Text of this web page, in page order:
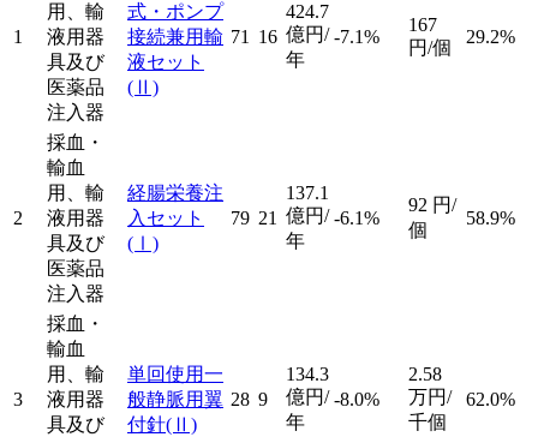
1
用、輸
液用器
具及び
医薬品
注入器
式・ポンプ
接続兼用輸
液セット
(Ⅱ)
71 16
424.7
億円/
年
-7.1%
167
円/個
29.2%
2
採血・
輸血
用、輸
液用器
具及び
医薬品
注入器
経腸栄養注
入セット
(Ⅰ)
79 21
137.1
億円/
年
-6.1%
92 円/
個
58.9%
3
採血・
輸血
用、輸
液用器
具及び
単回使用一
般静脈用翼
付針(Ⅱ)
28 9
134.3
億円/
年
-8.0%
2.58
万円/
千個
62.0%